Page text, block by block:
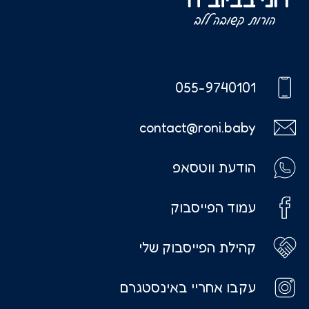
055-9740101
contact@roni.baby
הודעת ווטסאפ
עמוד הפייסבוק
קהילת הפייסבוק שלי
עקבו אחריי באינסטגרם